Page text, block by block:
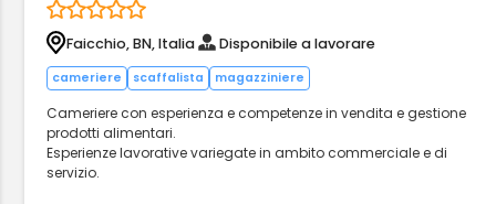
Faicchio, BN, Italia Disponibile a lavorare
cameriere scaffalista magazziniere
Cameriere con esperienza e competenze in vendita e gestione
prodotti alimentari.
Esperienze lavorative variegate in ambito commerciale e di
servizio.